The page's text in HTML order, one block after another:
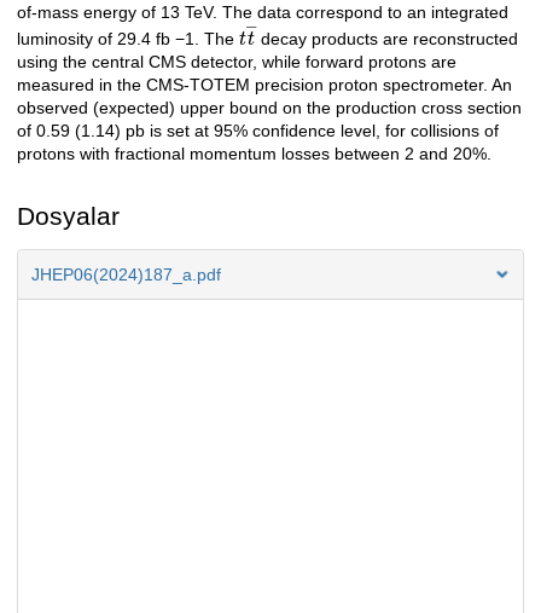
of-mass energy of 13 TeV. The data correspond to an integrated
luminosity of 29.4 fb −1. The tt―decay products are reconstructed
using the central CMS detector, while forward protons are
measured in the CMS-TOTEM precision proton spectrometer. An
observed (expected) upper bound on the production cross section
of 0.59 (1.14) pb is set at 95% confidence level, for collisions of
protons with fractional momentum losses between 2 and 20%.
Dosyalar
JHEP06(2024)187_a.pdf